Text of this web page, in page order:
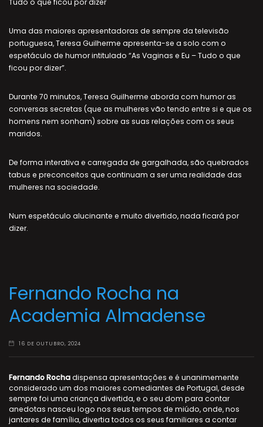
Tudo o que ficou por dizer
Uma das maiores apresentadoras de sempre da televisão
portuguesa, Teresa Guilherme apresenta-se a solo com o
espetáculo de humor intitulado “As Vaginas e Eu – Tudo o que
ficou por dizer”.
Durante 70 minutos, Teresa Guilherme aborda com humor as
conversas secretas (que as mulheres vão tendo entre si e que os
homens nem sonham) sobre as suas relações com os seus
maridos.
De forma interativa e carregada de gargalhada, são quebrados
tabus e preconceitos que continuam a ser uma realidade das
mulheres na sociedade.
Num espetáculo alucinante e muito divertido, nada ficará por
dizer.
Fernando Rocha na
Academia Almadense
16 DE OUTUBRO, 2024
Fernando Rochadispensa apresentações e é unanimemente
considerado um dos maiores comediantes de Portugal, desde
sempre foi uma criança divertida, e o seu dom para contar
anedotas nasceu logo nos seus tempos de miúdo, onde, nos
jantares de família, divertia todos os seus familiares a contar